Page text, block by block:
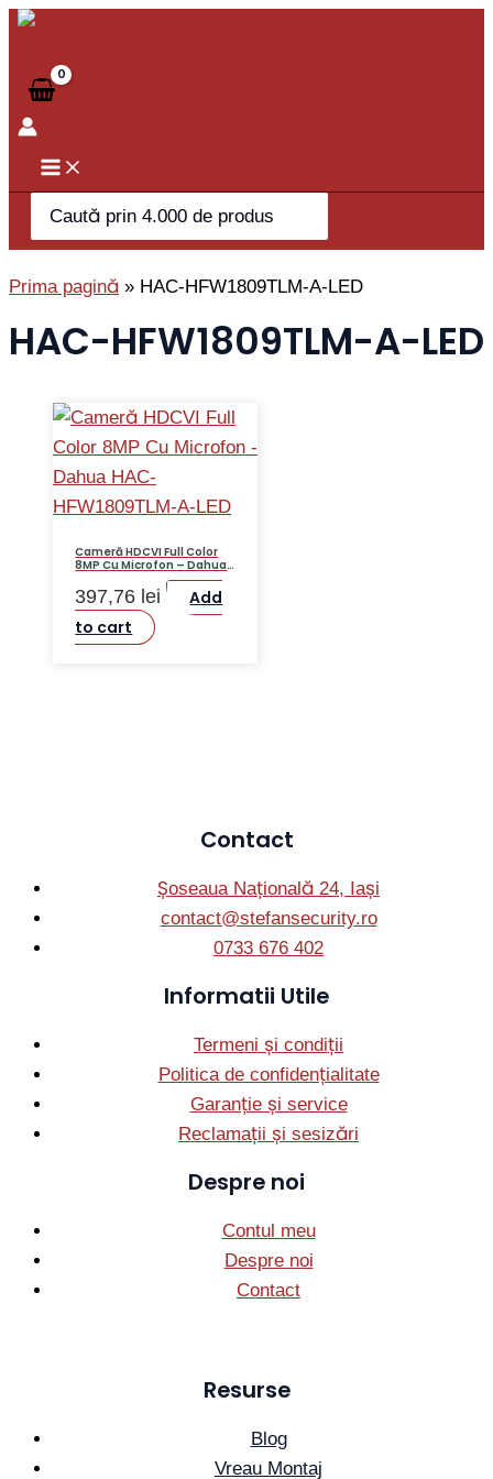
Skip
content
Search
for:
Prima pagină » HAC-HFW1809TLM-A-LED
HAC-HFW1809TLM-A-LED
Cameră HDCVI Full Color
8MP Cu Microfon – Dahua
HAC-HFW1809TLM-A-LED
397,76 lei
Add
to cart
Contact
Șoseaua Națională 24, Iași
contact@stefansecurity.ro
0733 676 402
Informatii Utile
Termeni și condiții
Politica de confidențialitate
Garanție și service
Reclamații și sesizări
Despre noi
Contul meu
Despre noi
Contact
Resurse
Blog
Vreau Montaj